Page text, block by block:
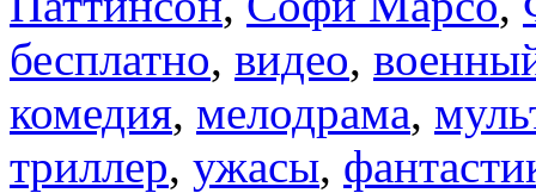
бесплатно, видео,
комедия, мелодрама,
триллер, ужасы,